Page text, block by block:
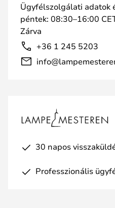
Ügyfélszolgálati adatok
péntek: 08:30–16:00
Zárva
+36 1 245 5203
30 napos
Professzionális